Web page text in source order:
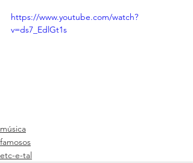
https://www.youtube.com/watch?
v=ds7_EdlGt1s
música
famosos
etc-e-tal